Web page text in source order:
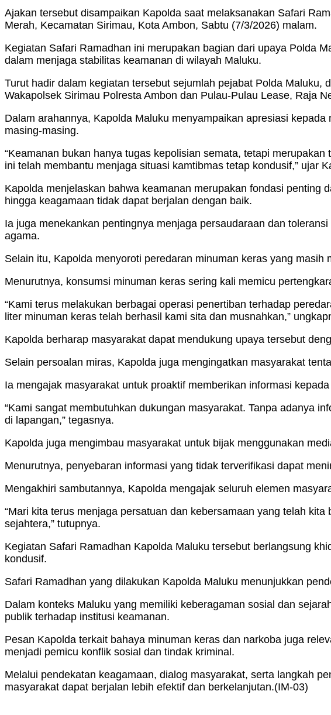
Ajakan tersebut disampaikan Kapolda saat melaksanakan Safari
Merah, Kecamatan Sirimau, Kota Ambon, Sabtu (7/3/2026) malam.
Kegiatan Safari Ramadhan ini merupakan bagian dari upaya Polda
dalam menjaga stabilitas keamanan di wilayah Maluku.
Turut hadir dalam kegiatan tersebut sejumlah pejabat Polda
Wakapolsek Sirimau Polresta Ambon dan Pulau-Pulau Lease, Raja
Dalam arahannya, Kapolda Maluku menyampaikan apresiasi
masing-masing.
“Keamanan bukan hanya tugas kepolisian semata, tetapi
ini telah membantu menjaga situasi kamtibmas tetap kondusif,” ujar
Kapolda menjelaskan bahwa keamanan merupakan fondasi penting
hingga keagamaan tidak dapat berjalan dengan baik.
Ia juga menekankan pentingnya menjaga persaudaraan dan
agama.
Selain itu, Kapolda menyoroti peredaran minuman keras yang
Menurutnya, konsumsi minuman keras sering kali memicu
“Kami terus melakukan berbagai operasi penertiban terhadap
liter minuman keras telah berhasil kami sita dan musnahkan,”
Kapolda berharap masyarakat dapat mendukung upaya tersebut
Selain persoalan miras, Kapolda juga mengingatkan masyarakat
Ia mengajak masyarakat untuk proaktif memberikan informasi
“Kami sangat membutuhkan dukungan masyarakat. Tanpa adanya
di lapangan,” tegasnya.
Kapolda juga mengimbau masyarakat untuk bijak menggunakan
Menurutnya, penyebaran informasi yang tidak terverifikasi dapat
Mengakhiri sambutannya, Kapolda mengajak seluruh elemen
“Mari kita terus menjaga persatuan dan kebersamaan yang telah
sejahtera,” tutupnya.
Kegiatan Safari Ramadhan Kapolda Maluku tersebut berlangsung
kondusif.
Safari Ramadhan yang dilakukan Kapolda Maluku menunjukkan
Dalam konteks Maluku yang memiliki keberagaman sosial dan
publik terhadap institusi keamanan.
Pesan Kapolda terkait bahaya minuman keras dan narkoba juga
menjadi pemicu konflik sosial dan tindak kriminal.
Melalui pendekatan keagamaan, dialog masyarakat, serta langkah
masyarakat dapat berjalan lebih efektif dan berkelanjutan.(IM-03)